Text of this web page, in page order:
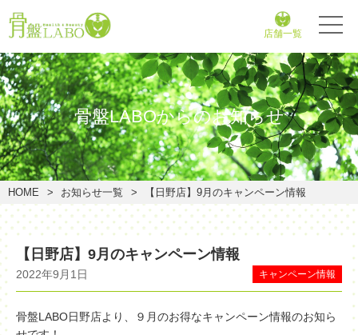
店舗一覧
骨盤LABOからのお知らせ
HOME お知らせ一覧 【日野店】9月のキャンペーン情報
【日野店】9月のキャンペーン情報
キャンペーン情報
2022年9月1日
骨盤LABO日野店より、９月のお得なキャンペーン情報のお知ら